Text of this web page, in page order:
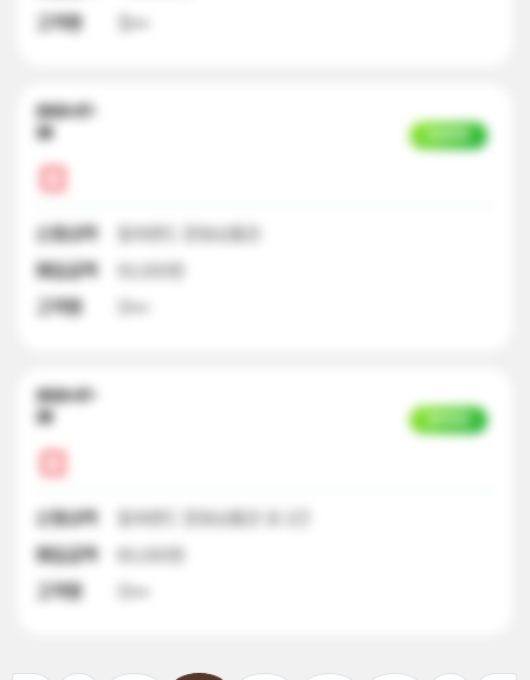
고객명
2023-07-
28
신청내역
매입금액
고객명
2023-07-
28
신청내역
매입금액
고객명